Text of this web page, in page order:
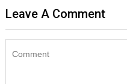
Leave A Comment